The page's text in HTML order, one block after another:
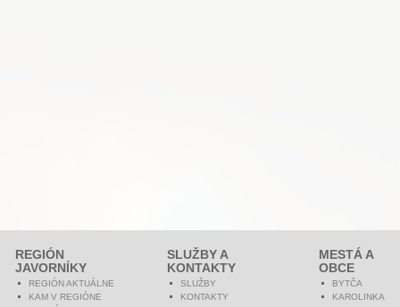
REGIÓN
JAVORNÍKY
REGIÓN AKTUÁLNE
KAM V REGIÓNE
SLUŽBY A
KONTAKTY
SLUŽBY
KONTAKTY
MESTÁ A
OBCE
BYTČA
KAROLINKA